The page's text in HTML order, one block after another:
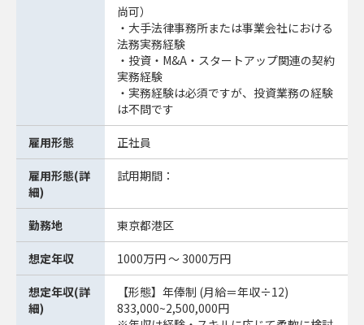
尚可）
・大手法律事務所または事業会社における
法務実務経験
・投資・M&A・スタートアップ関連の契約
実務経験
・実務経験は必須ですが、投資業務の経験
は不問です
雇用形態 正社員
雇用形態(詳
細)
試用期間：
勤務地 東京都港区
想定年収 1000万円 ～ 3000万円
想定年収(詳
細)
【形態】年俸制 (月給＝年収÷12)
833,000~2,500,000円